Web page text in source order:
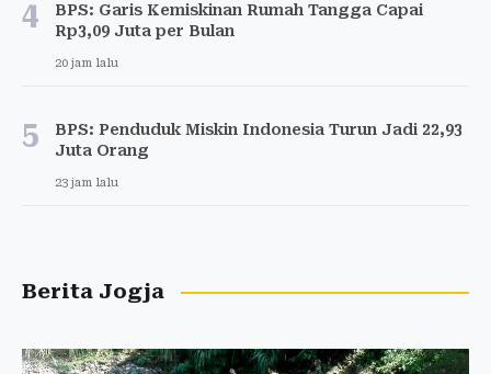
4
BPS: Garis Kemiskinan Rumah Tangga Capai
Rp3,09 Juta per Bulan
20 jam lalu
5
BPS: Penduduk Miskin Indonesia Turun Jadi 22,93
Juta Orang
23 jam lalu
Berita Jogja